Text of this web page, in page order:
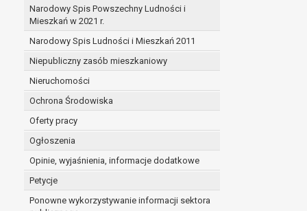
Narodowy Spis Powszechny Ludności i
Mieszkań w 2021 r.
Narodowy Spis Ludności i Mieszkań 2011
Niepubliczny zasób mieszkaniowy
Nieruchomości
Ochrona Środowiska
Oferty pracy
Ogłoszenia
Opinie, wyjaśnienia, informacje dodatkowe
Petycje
Ponowne wykorzystywanie informacji sektora